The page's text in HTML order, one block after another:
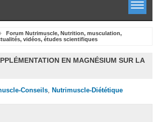
Forum Nutrimuscle, Nutrition, musculation,
vidéos, études scientifiques
EN MAGNÉSIUM SUR LA
Conseils ,Nutrimuscle-Diététique